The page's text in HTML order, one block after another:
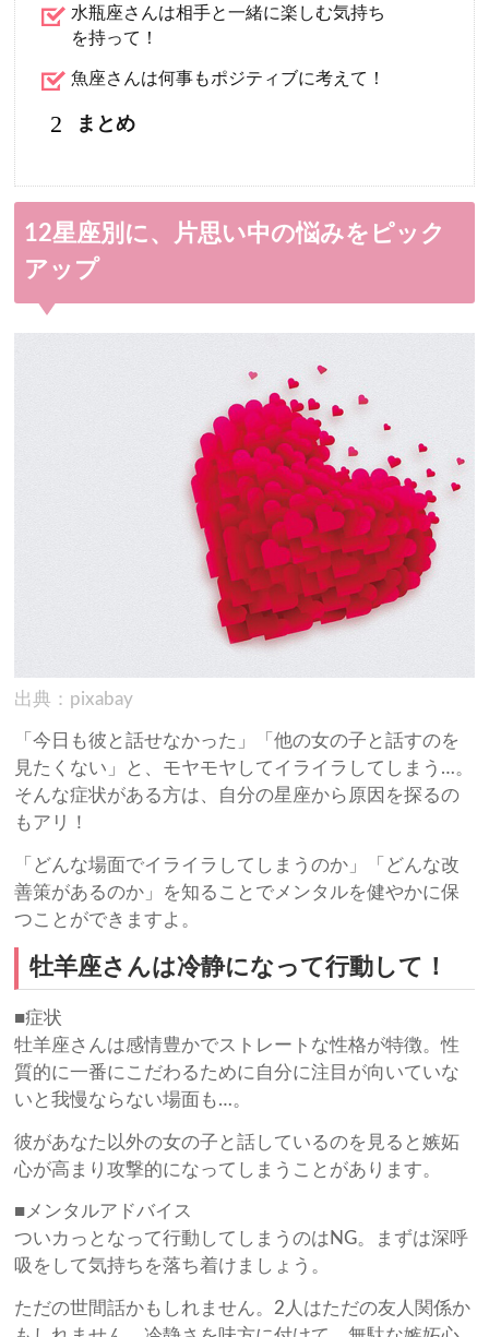
水瓶座さんは相手と一緒に楽しむ気持ち
を持って！
魚座さんは何事もポジティブに考えて！
2 まとめ
12星座別に、片思い中の悩みをピック
アップ
出典：pixabay
「今日も彼と話せなかった」「他の女の子と話すのを
見たくない」と、モヤモヤしてイライラしてしまう…。
そんな症状がある方は、自分の星座から原因を探るの
もアリ！
「どんな場面でイライラしてしまうのか」「どんな改
善策があるのか」を知ることでメンタルを健やかに保
つことができますよ。
牡羊座さんは冷静になって行動して！
■症状
牡羊座さんは感情豊かでストレートな性格が特徴。性
質的に一番にこだわるために自分に注目が向いていな
いと我慢ならない場面も…。
彼があなた以外の女の子と話しているのを見ると嫉妬
心が高まり攻撃的になってしまうことがあります。
■メンタルアドバイス
ついカっとなって行動してしまうのはNG。まずは深呼
吸をして気持ちを落ち着けましょう。
ただの世間話かもしれません。2人はただの友人関係か